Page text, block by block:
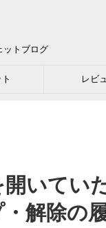
ットブログ
レビ
いてい
解除の